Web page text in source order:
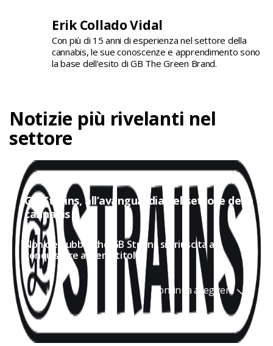
Erik Collado Vidal
Con più di 15 anni di esperienza nel settore della
cannabis, le sue conoscenze e apprendimento sono
la base dell'esito di GB The Green Brand.
Notizie più rivelanti nel
settore
GB Strains, all’avanguardia nel settore della
cannabis
Non c'è dubbio che GB Strains sia riuscita a
conquistare a pieno titolo...
Continua a leggere